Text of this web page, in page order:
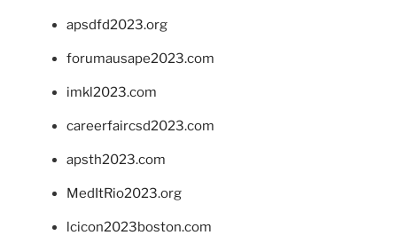
apsdfd2023.org
forumausape2023.com
imkl2023.com
careerfaircsd2023.com
apsth2023.com
MedItRio2023.org
lcicon2023boston.com